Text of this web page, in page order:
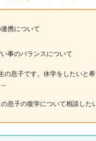
携について
事のバランスについて
の息子です。休学をしたいと
息子の復学について相談した